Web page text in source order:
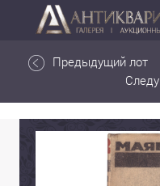
Предыдущий лот